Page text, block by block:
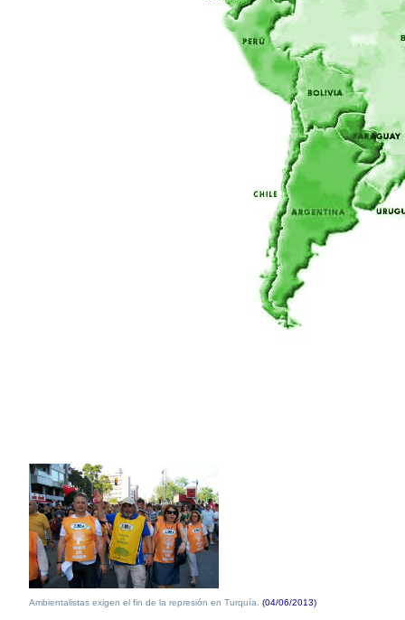
Ambientalistas exigen el fin de la represión en Turquía. (04/06/2013)